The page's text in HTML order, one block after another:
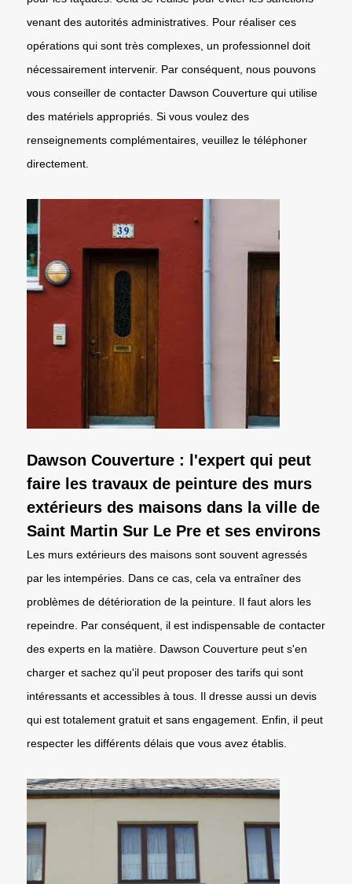
venant des autorités administratives. Pour réaliser ces
opérations qui sont très complexes, un professionnel doit
nécessairement intervenir. Par conséquent, nous pouvons
vous conseiller de contacter Dawson Couverture qui utilise
des matériels appropriés. Si vous voulez des
renseignements complémentaires, veuillez le téléphoner
directement.
Dawson Couverture : l'expert qui peut
faire les travaux de peinture des murs
extérieurs des maisons dans la ville de
Saint Martin Sur Le Pre et ses environs
Les murs extérieurs des maisons sont souvent agressés
par les intempéries. Dans ce cas, cela va entraîner des
problèmes de détérioration de la peinture. Il faut alors les
repeindre. Par conséquent, il est indispensable de contacter
des experts en la matière. Dawson Couverture peut s'en
charger et sachez qu'il peut proposer des tarifs qui sont
intéressants et accessibles à tous. Il dresse aussi un devis
qui est totalement gratuit et sans engagement. Enfin, il peut
respecter les différents délais que vous avez établis.